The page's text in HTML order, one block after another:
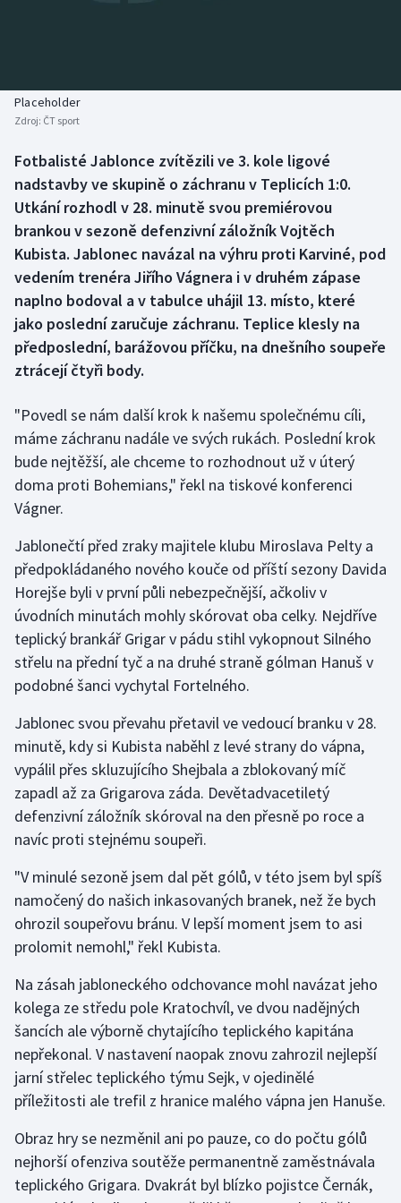
Biatlon
Box
Curling
Dostihy
Florbal
Futsal
Gymnastika
Házená
Judo
Krasobruslení
Lezení
Lyže a snowboard
Moderní pětiboj
Motorsport
Olympijské hry
Parasport
Plavání
Plážový volejbal
Ragby
Rychlobruslení
Rychlostní kanoistika
Short track
Sportovní střelba
Aplikace ČT sport
Placeholder
Zdroj: ČT sport
Fotbalisté Jablonce zvítězili ve 3. kole ligové
nadstavby ve skupině o záchranu v Teplicích 1:0.
Utkání rozhodl v 28. minutě svou premiérovou
brankou v sezoně defenzivní záložník Vojtěch
Kubista. Jablonec navázal na výhru proti Karviné, pod
vedením trenéra Jiřího Vágnera i v druhém zápase
naplno bodoval a v tabulce uhájil 13. místo, které
jako poslední zaručuje záchranu. Teplice klesly na
předposlední, barážovou příčku, na dnešního soupeře
ztrácejí čtyři body.
"Povedl se nám další krok k našemu společnému cíli,
máme záchranu nadále ve svých rukách. Poslední krok
bude nejtěžší, ale chceme to rozhodnout už v úterý
doma proti Bohemians," řekl na tiskové konferenci
Vágner.
Jablonečtí před zraky majitele klubu Miroslava Pelty a
předpokládaného nového kouče od příští sezony Davida
Horejše byli v první půli nebezpečnější, ačkoliv v
úvodních minutách mohly skórovat oba celky. Nejdříve
teplický brankář Grigar v pádu stihl vykopnout Silného
střelu na přední tyč a na druhé straně gólman Hanuš v
podobné šanci vychytal Fortelného.
Jablonec svou převahu přetavil ve vedoucí branku v 28.
minutě, kdy si Kubista naběhl z levé strany do vápna,
vypálil přes skluzujícího Shejbala a zblokovaný míč
zapadl až za Grigarova záda. Devětadvacetiletý
defenzivní záložník skóroval na den přesně po roce a
navíc proti stejnému soupeři.
"V minulé sezoně jsem dal pět gólů, v této jsem byl spíš
namočený do našich inkasovaných branek, než že bych
ohrozil soupeřovu bránu. V lepší moment jsem to asi
prolomit nemohl," řekl Kubista.
Na zásah jabloneckého odchovance mohl navázat jeho
kolega ze středu pole Kratochvíl, ve dvou nadějných
šancích ale výborně chytajícího teplického kapitána
nepřekonal. V nastavení naopak znovu zahrozil nejlepší
jarní střelec teplického týmu Sejk, v ojedinělé
příležitosti ale trefil z hranice malého vápna jen Hanuše.
Obraz hry se nezměnil ani po pauze, co do počtu gólů
nejhorší ofenziva soutěže permanentně zaměstnávala
teplického Grigara. Dvakrát byl blízko pojistce Černák,